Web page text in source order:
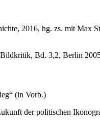
2016, hg. zs. mit Max
Bd. 3,2, Berlin
(in Vorb.)
der politischen